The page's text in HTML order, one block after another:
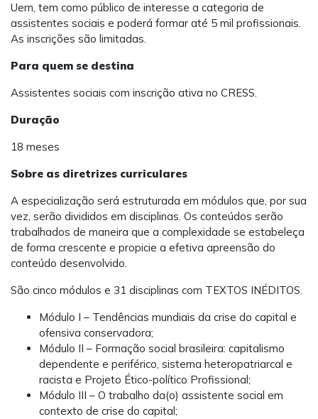
Uern, tem como público de interesse a categoria de
assistentes sociais e poderá formar até 5 mil profissionais.
As inscrições são limitadas.
Para quem se destina
Assistentes sociais com inscrição ativa no CRESS.
Duração
18 meses
Sobre as diretrizes curriculares
A especialização será estruturada em módulos que, por sua
vez, serão divididos em disciplinas. Os conteúdos serão
trabalhados de maneira que a complexidade se estabeleça
de forma crescente e propicie a efetiva apreensão do
conteúdo desenvolvido.
São cinco módulos e 31 disciplinas com TEXTOS INÉDITOS.
Módulo I – Tendências mundiais da crise do capital e
ofensiva conservadora;
Módulo II – Formação social brasileira: capitalismo
dependente e periférico, sistema heteropatriarcal e
racista e Projeto Ético-político Profissional;
Módulo III – O trabalho da(o) assistente social em
contexto de crise do capital;